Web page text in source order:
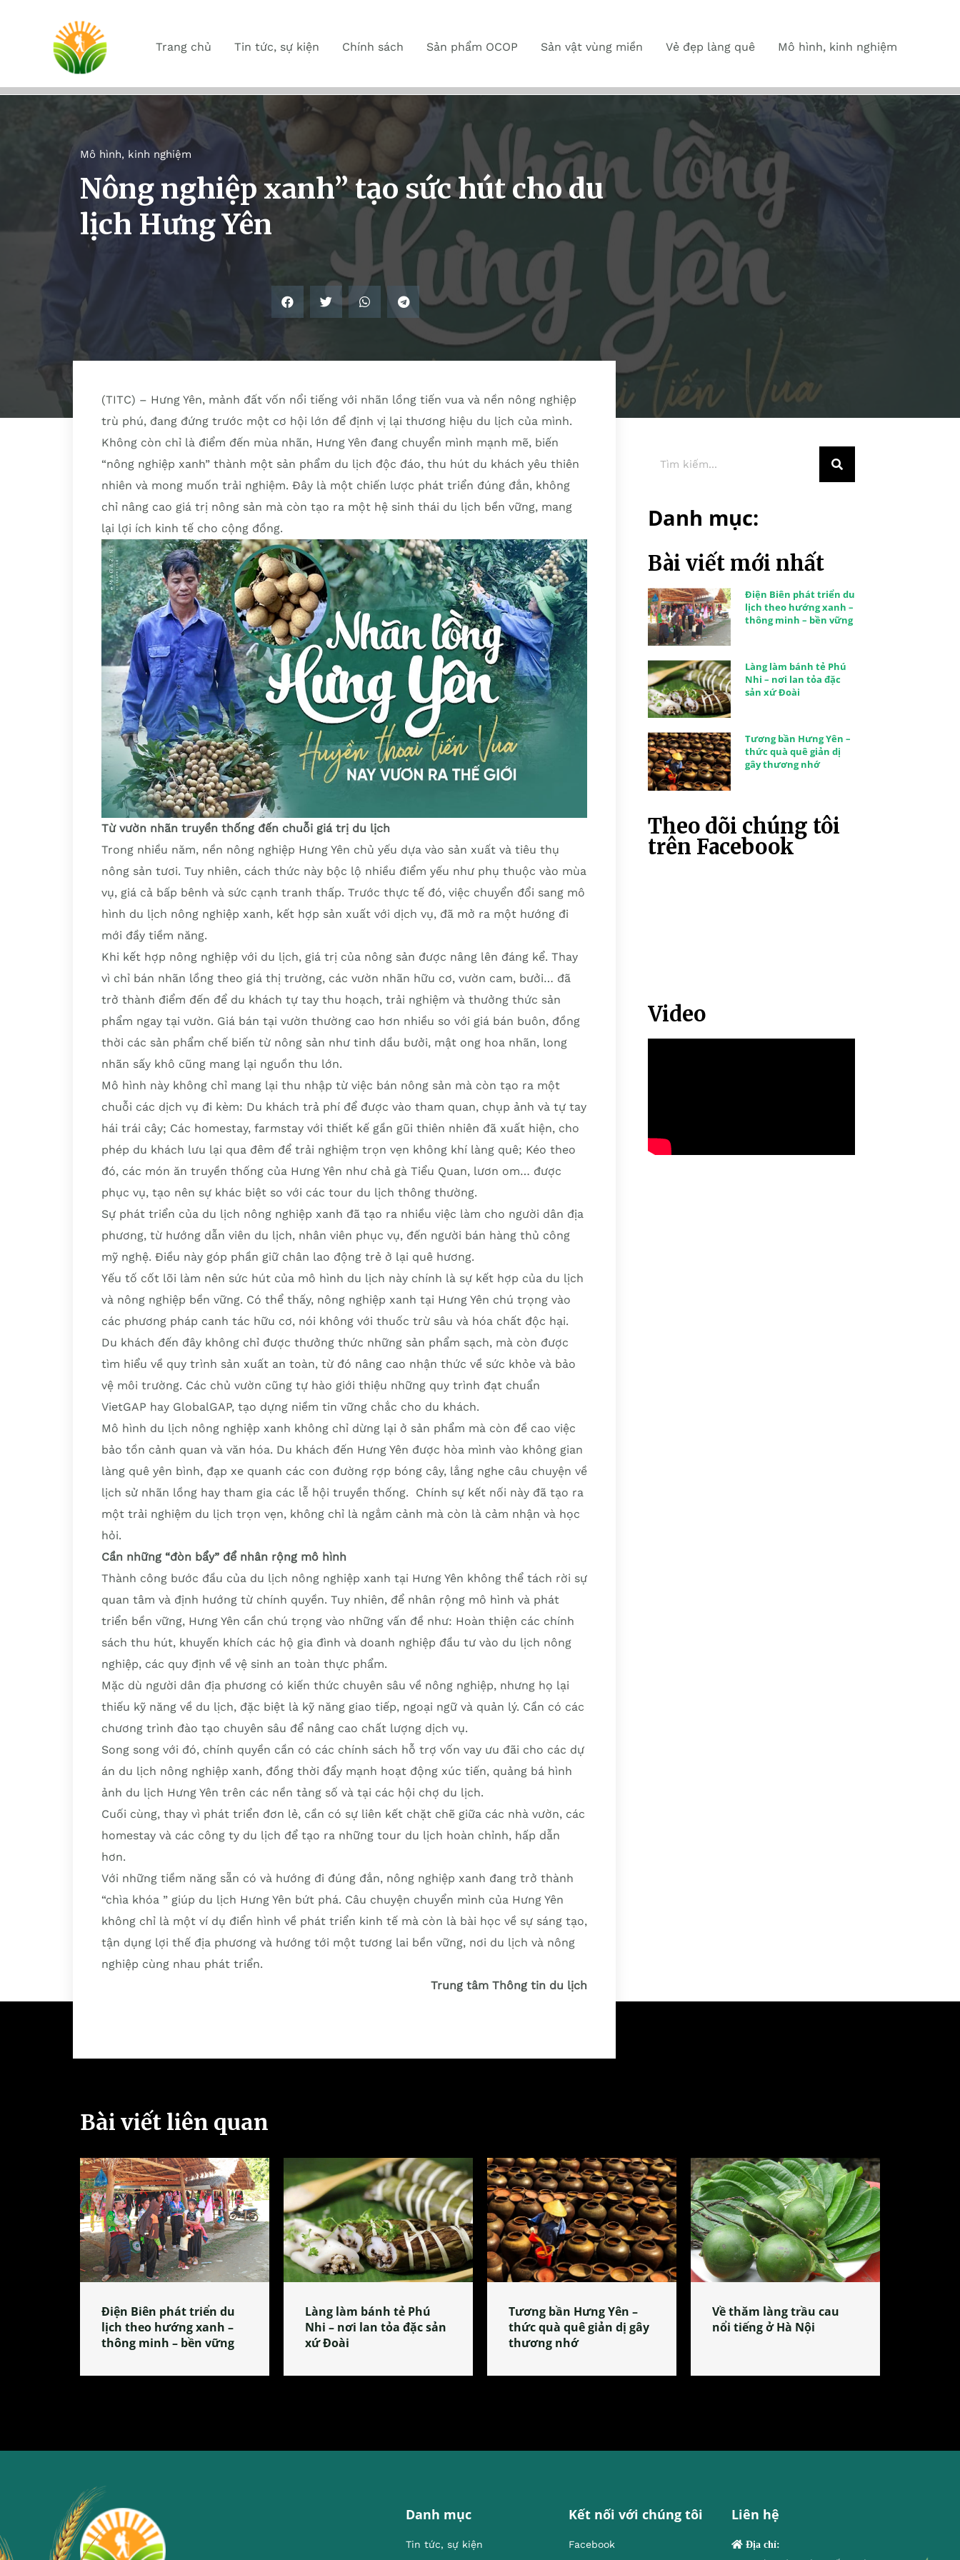
Trang chủ Tin tức, sự kiện Chính sách Sản phẩm OCOP Sản vật vùng miền Vẻ đẹp làng quê Mô hình, kinh nghiệm
Mô hình, kinh nghiệm
Nông nghiệp xanh” tạo sức hút cho du
lịch Hưng Yên
(TITC) – Hưng Yên, mảnh đất vốn nổi tiếng với nhãn lồng tiến vua và nền nông nghiệp
trù phú, đang đứng trước một cơ hội lớn để định vị lại thương hiệu du lịch của mình.
Không còn chỉ là điểm đến mùa nhãn, Hưng Yên đang chuyển mình mạnh mẽ, biến
“nông nghiệp xanh” thành một sản phẩm du lịch độc đáo, thu hút du khách yêu thiên
nhiên và mong muốn trải nghiệm. Đây là một chiến lược phát triển đúng đắn, không
chỉ nâng cao giá trị nông sản mà còn tạo ra một hệ sinh thái du lịch bền vững, mang
lại lợi ích kinh tế cho cộng đồng.
Từ vườn nhãn truyền thống đến chuỗi giá trị du lịch
Trong nhiều năm, nền nông nghiệp Hưng Yên chủ yếu dựa vào sản xuất và tiêu thụ
nông sản tươi. Tuy nhiên, cách thức này bộc lộ nhiều điểm yếu như phụ thuộc vào mùa
vụ, giá cả bấp bênh và sức cạnh tranh thấp. Trước thực tế đó, việc chuyển đổi sang mô
hình du lịch nông nghiệp xanh, kết hợp sản xuất với dịch vụ, đã mở ra một hướng đi
mới đầy tiềm năng.
Khi kết hợp nông nghiệp với du lịch, giá trị của nông sản được nâng lên đáng kể. Thay
vì chỉ bán nhãn lồng theo giá thị trường, các vườn nhãn hữu cơ, vườn cam, bưởi… đã
trở thành điểm đến để du khách tự tay thu hoạch, trải nghiệm và thưởng thức sản
phẩm ngay tại vườn. Giá bán tại vườn thường cao hơn nhiều so với giá bán buôn, đồng
thời các sản phẩm chế biến từ nông sản như tinh dầu bưởi, mật ong hoa nhãn, long
nhãn sấy khô cũng mang lại nguồn thu lớn.
Mô hình này không chỉ mang lại thu nhập từ việc bán nông sản mà còn tạo ra một
chuỗi các dịch vụ đi kèm: Du khách trả phí để được vào tham quan, chụp ảnh và tự tay
hái trái cây; Các homestay, farmstay với thiết kế gần gũi thiên nhiên đã xuất hiện, cho
phép du khách lưu lại qua đêm để trải nghiệm trọn vẹn không khí làng quê; Kéo theo
đó, các món ăn truyền thống của Hưng Yên như chả gà Tiểu Quan, lươn om… được
phục vụ, tạo nên sự khác biệt so với các tour du lịch thông thường.
Sự phát triển của du lịch nông nghiệp xanh đã tạo ra nhiều việc làm cho người dân địa
phương, từ hướng dẫn viên du lịch, nhân viên phục vụ, đến người bán hàng thủ công
mỹ nghệ. Điều này góp phần giữ chân lao động trẻ ở lại quê hương.
Yếu tố cốt lõi làm nên sức hút của mô hình du lịch này chính là sự kết hợp của du lịch
và nông nghiệp bền vững. Có thể thấy, nông nghiệp xanh tại Hưng Yên chú trọng vào
các phương pháp canh tác hữu cơ, nói không với thuốc trừ sâu và hóa chất độc hại.
Du khách đến đây không chỉ được thưởng thức những sản phẩm sạch, mà còn được
tìm hiểu về quy trình sản xuất an toàn, từ đó nâng cao nhận thức về sức khỏe và bảo
vệ môi trường. Các chủ vườn cũng tự hào giới thiệu những quy trình đạt chuẩn
VietGAP hay GlobalGAP, tạo dựng niềm tin vững chắc cho du khách.
Mô hình du lịch nông nghiệp xanh không chỉ dừng lại ở sản phẩm mà còn đề cao việc
bảo tồn cảnh quan và văn hóa. Du khách đến Hưng Yên được hòa mình vào không gian
làng quê yên bình, đạp xe quanh các con đường rợp bóng cây, lắng nghe câu chuyện về
lịch sử nhãn lồng hay tham gia các lễ hội truyền thống. Chính sự kết nối này đã tạo ra
một trải nghiệm du lịch trọn vẹn, không chỉ là ngắm cảnh mà còn là cảm nhận và học
hỏi.
Cần những “đòn bẩy” để nhân rộng mô hình
Thành công bước đầu của du lịch nông nghiệp xanh tại Hưng Yên không thể tách rời sự
quan tâm và định hướng từ chính quyền. Tuy nhiên, để nhân rộng mô hình và phát
triển bền vững, Hưng Yên cần chú trọng vào những vấn đề như: Hoàn thiện các chính
sách thu hút, khuyến khích các hộ gia đình và doanh nghiệp đầu tư vào du lịch nông
nghiệp, các quy định về vệ sinh an toàn thực phẩm.
Mặc dù người dân địa phương có kiến thức chuyên sâu về nông nghiệp, nhưng họ lại
thiếu kỹ năng về du lịch, đặc biệt là kỹ năng giao tiếp, ngoại ngữ và quản lý. Cần có các
chương trình đào tạo chuyên sâu để nâng cao chất lượng dịch vụ.
Song song với đó, chính quyền cần có các chính sách hỗ trợ vốn vay ưu đãi cho các dự
án du lịch nông nghiệp xanh, đồng thời đẩy mạnh hoạt động xúc tiến, quảng bá hình
ảnh du lịch Hưng Yên trên các nền tảng số và tại các hội chợ du lịch.
Cuối cùng, thay vì phát triển đơn lẻ, cần có sự liên kết chặt chẽ giữa các nhà vườn, các
homestay và các công ty du lịch để tạo ra những tour du lịch hoàn chỉnh, hấp dẫn
hơn.
Với những tiềm năng sẵn có và hướng đi đúng đắn, nông nghiệp xanh đang trở thành
“chìa khóa ” giúp du lịch Hưng Yên bứt phá. Câu chuyện chuyển mình của Hưng Yên
không chỉ là một ví dụ điển hình về phát triển kinh tế mà còn là bài học về sự sáng tạo,
tận dụng lợi thế địa phương và hướng tới một tương lai bền vững, nơi du lịch và nông
nghiệp cùng nhau phát triển.
Trung tâm Thông tin du lịch
Danh mục:
Bài viết mới nhất
Điện Biên phát triển du
lịch theo hướng xanh –
thông minh – bền vững
Làng làm bánh tẻ Phú
Nhi – nơi lan tỏa đặc
sản xứ Đoài
Tương bần Hưng Yên –
thức quà quê giản dị
gây thương nhớ
Theo dõi chúng tôi
trên Facebook
Video
Bài viết liên quan
Điện Biên phát triển du
lịch theo hướng xanh –
thông minh – bền vững
Làng làm bánh tẻ Phú
Nhi – nơi lan tỏa đặc sản
xứ Đoài
Tương bần Hưng Yên –
thức quà quê giản dị gây
thương nhớ
Về thăm làng trầu cau
nổi tiếng ở Hà Nội
Danh mục
Tin tức, sự kiện
Kết nối với chúng tôi
Facebook
Liên hệ
Địa chỉ: